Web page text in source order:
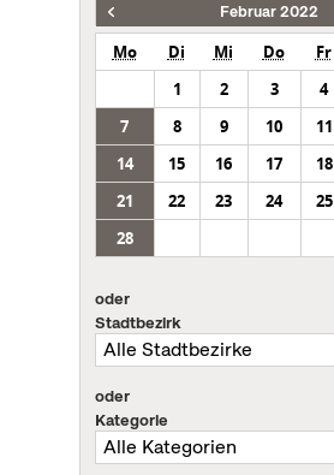
Februar 2022
Mo Di Mi Do Fr
1
2 3 4
7
8 9 10 11
14
15 16 17 18
21
22 23 24 25
28
oder
Stadtbezirk
oder
Kategorie